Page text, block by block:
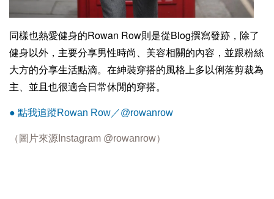
同樣也熱愛健身的Rowan Row則是從Blog撰寫發跡，除了
健身以外，主要分享男性時尚、美容相關的內容，並跟粉絲
大方的分享生活點滴。在紳裝穿搭的風格上多以俐落剪裁為
主、並且也很適合日常休閒的穿搭。
● 點我追蹤Rowan Row／@rowanrow
（圖片來源Instagram @rowanrow）